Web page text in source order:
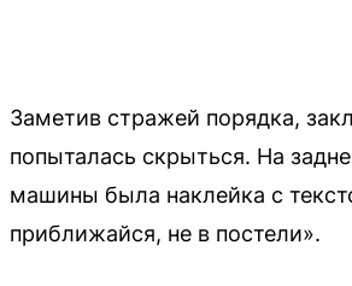
Заметив стражей порядка,
попыталась скрыться. На
машины была наклейка с
приближайся, не в постели».